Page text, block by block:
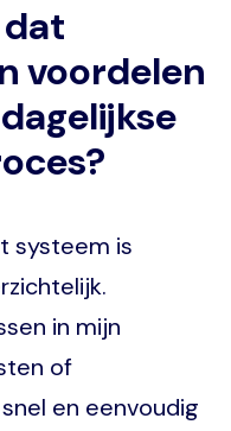
voordelen
systeem is
in mijn
of
en eenvoudig